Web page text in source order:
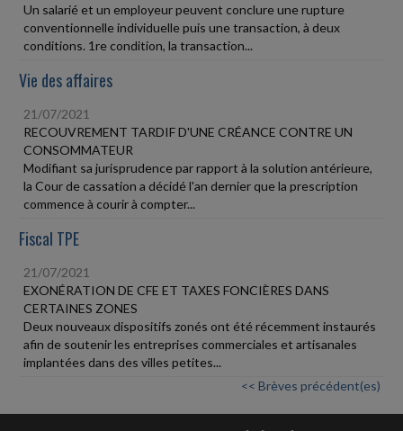
Un salarié et un employeur peuvent conclure une rupture
conventionnelle individuelle puis une transaction, à deux
conditions. 1re condition, la transaction...
Vie des affaires
21/07/2021
RECOUVREMENT TARDIF D'UNE CRÉANCE CONTRE UN
CONSOMMATEUR
Modifiant sa jurisprudence par rapport à la solution antérieure,
la Cour de cassation a décidé l'an dernier que la prescription
commence à courir à compter...
Fiscal TPE
21/07/2021
EXONÉRATION DE CFE ET TAXES FONCIÈRES DANS
CERTAINES ZONES
Deux nouveaux dispositifs zonés ont été récemment instaurés
afin de soutenir les entreprises commerciales et artisanales
implantées dans des villes petites...
<< Brèves précédent(es)